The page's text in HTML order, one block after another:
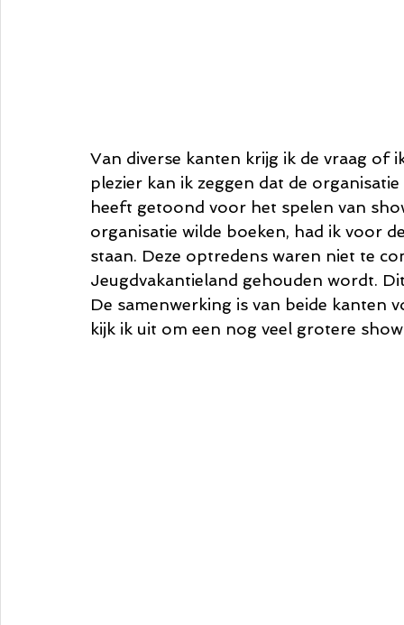
Van diverse kanten krijg ik de vraag of
plezier kan ik zeggen dat de
heeft getoond voor het spelen van
organisatie wilde boeken, had ik voor
staan. Deze optredens waren niet te
Jeugdvakantieland gehouden wordt.
De samenwerking is van beide kanten
kijk ik uit om een nog veel grotere